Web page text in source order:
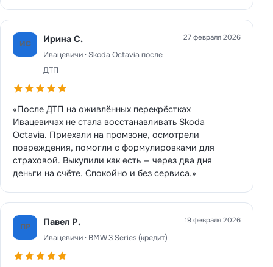
ИС Ирина С.
Ивацевичи · Skoda Octavia после
ДТП
27 февраля 2026
«После ДТП на оживлённых перекрёстках
Ивацевичах не стала восстанавливать Skoda
Octavia. Приехали на промзоне, осмотрели
повреждения, помогли с формулировками для
страховой. Выкупили как есть — через два дня
деньги на счёте. Спокойно и без сервиса.»
ПР Павел Р.
Ивацевичи · BMW 3 Series (кредит)
19 февраля 2026